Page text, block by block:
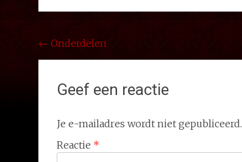
Bericht
navigatie
← Onderdelen
Geef een reactie
Je e-mailadres wordt niet gepubliceerd.
Reactie *